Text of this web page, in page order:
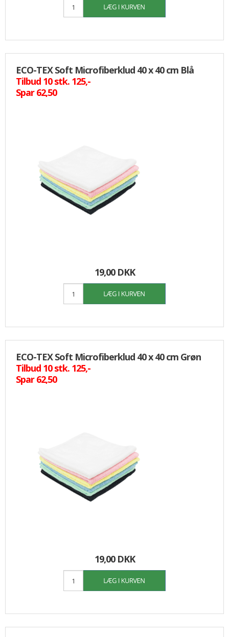
ECO-TEX Soft Microfiberklud 40 x 40 cm Blå
Tilbud 10 stk. 125,-
Spar 62,50
19,00 DKK
ECO-TEX Soft Microfiberklud 40 x 40 cm Grøn
Tilbud 10 stk. 125,-
Spar 62,50
19,00 DKK